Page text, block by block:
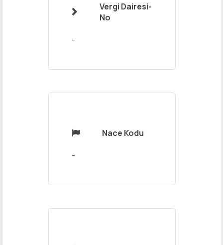

Vergi Dairesi-
No
-
 Nace Kodu